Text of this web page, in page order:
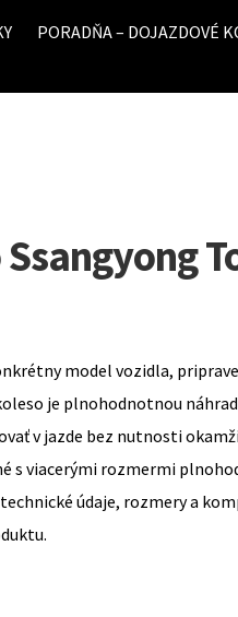
PORADŇA – DOJAZDOVÉ
model vozidla,
je plnohodnotnou
v jazde bez nutnosti
s viacerými rozmermi
údaje, rozmery a